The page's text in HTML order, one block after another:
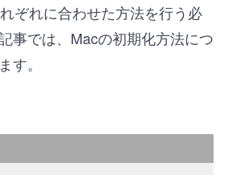
ぞれに合わせた方法を行う必
事では、Macの初期化方法につ
す。